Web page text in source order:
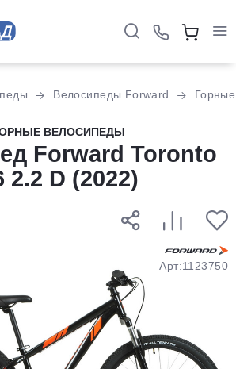
Велосипеды Forward Горные
ВЕЛОСИПЕДЫ
Forward Toronto
2.2 D (2022)
Арт:1123750
части